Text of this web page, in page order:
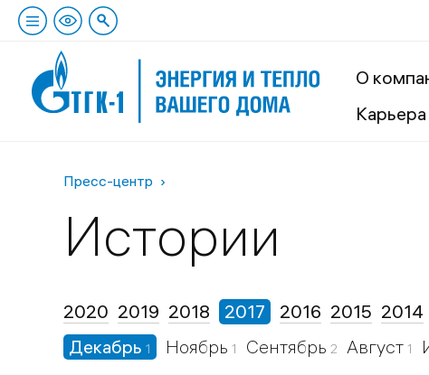
О
Карьера
Пресс-центр
Истории
2020 2019 2018
2017
Декабрь 1 Ноябрь 1 Сентябрь 2 Август 1
2016 2015 2014